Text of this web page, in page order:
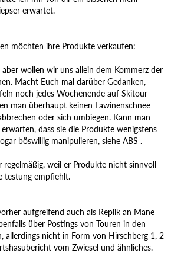
erwartet.
möchten ihre Produkte verkaufen:
wollen wir uns allein dem Kommerz der
Macht Euch mal darüber Gedanken,
noch jedes Wochenende auf Skitour
man überhaupt keinen Lawinenschnee
oder sich umbiegen. Kann man
dass sie die Produkte wenigstens
böswillig manipulieren, siehe ABS .
regelmäßig, weil er Produkte nicht sinnvoll
testung empfiehlt.
aufgreifend auch als Replik an Mane
über Postings von Touren in den
allerdings nicht in Form von Hirschberg 1, 2
vom Zwiesel und ähnliches.